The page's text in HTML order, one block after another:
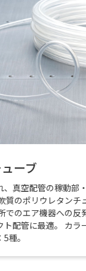
ーブ
、真空配管の稼動部
質のポリウレタンチ
でのエア機器への反
ト配管に最適。 カラ
種。